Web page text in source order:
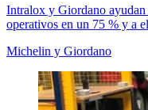
Intralox y Giordano
operativos en un 75 % y a
Michelin y Giordano